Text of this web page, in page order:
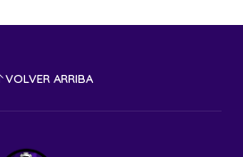
VOLVER ARRIBA